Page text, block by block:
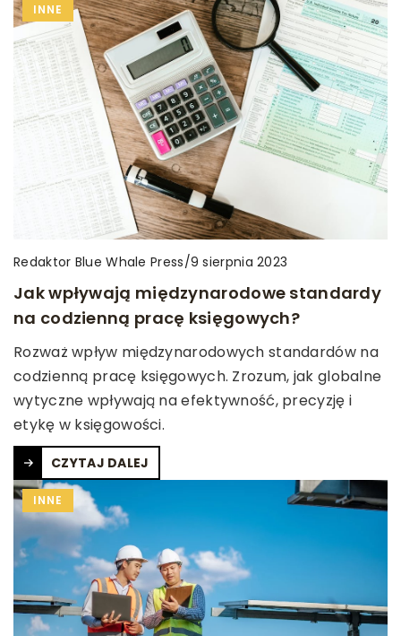
INNE
Redaktor Blue Whale Press/9 sierpnia 2023
Jak wpływają międzynarodowe standardy
na codzienną pracę księgowych?
Rozważ wpływ międzynarodowych standardów na
codzienną pracę księgowych. Zrozum, jak globalne
wytyczne wpływają na efektywność, precyzję i
etykę w księgowości.
CZYTAJ DALEJ
INNE